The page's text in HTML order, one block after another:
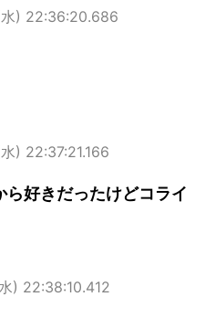
) 22:36:20.686
) 22:37:21.166
好きだったけどコライ
) 22:38:10.412